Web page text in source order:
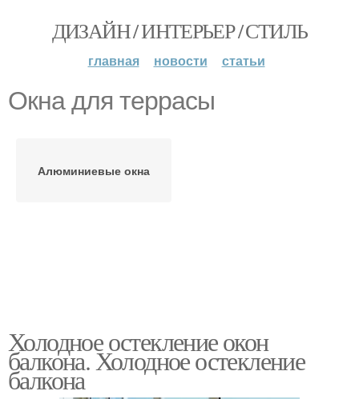
ДИЗАЙН / ИНТЕРЬЕР / СТИЛЬ
главная новости статьи
Окна для террасы
Алюминиевые окна
Холодное остекление окон
балкона. Холодное остекление
балкона